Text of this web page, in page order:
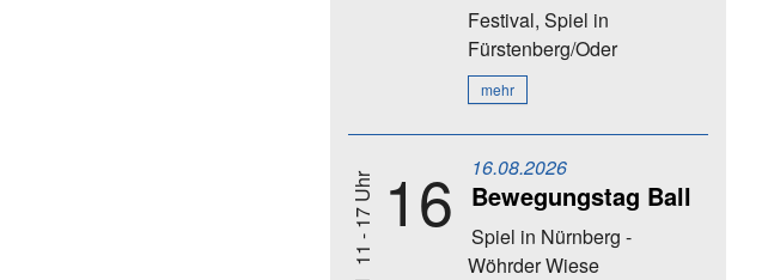
Festival, Spiel in
Fürstenberg/Oder
mehr
11 - 17 Uhr 16 16.08.2026
Bewegungstag Ball
Spiel in Nürnberg -
Wöhrder Wiese